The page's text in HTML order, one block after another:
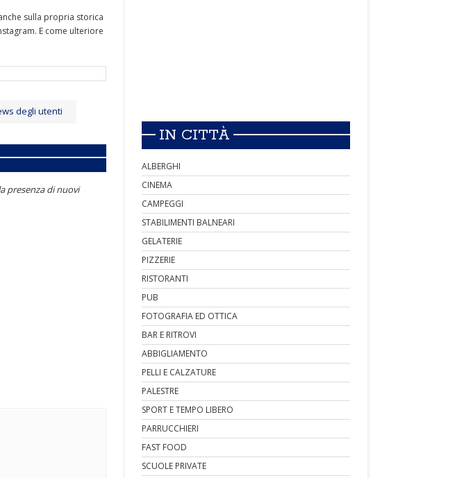
sulla propria storica
E come ulteriore
degli utenti
presenza di nuovi
IN CITTÀ
ALBERGHI
CINEMA
CAMPEGGI
STABILIMENTI BALNEARI
GELATERIE
PIZZERIE
RISTORANTI
PUB
FOTOGRAFIA ED OTTICA
BAR E RITROVI
ABBIGLIAMENTO
PELLI E CALZATURE
PALESTRE
SPORT E TEMPO LIBERO
PARRUCCHIERI
FAST FOOD
SCUOLE PRIVATE